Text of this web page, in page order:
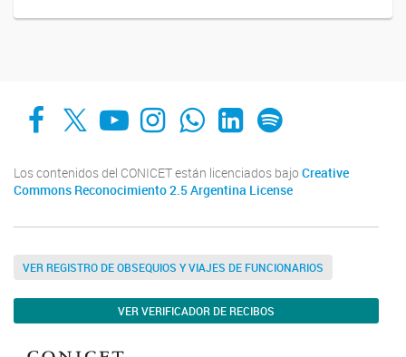
Facebook
X YouTube
Instagram
Whats AppLinkedIn
Spotify
Los contenidos del CONICET están licenciados bajo Creative
Commons Reconocimiento 2.5 Argentina License
VER REGISTRO DE OBSEQUIOS Y VIAJES DE FUNCIONARIOS
VER VERIFICADOR DE RECIBOS